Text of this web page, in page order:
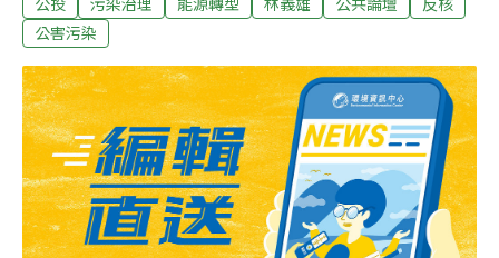
要」的最低度門檻為原則 2. 現行的3種門檻均遠超過防止
30%都只是妨礙公投的技術性障礙，而非防止濫用所必要
的最低門檻三、取消現行公投法第33條所訂的3年～8年失
權效失權效是世界罕有的規定，目的在限制直權民權，必
須取消四、強化聽證程序及資訊公開規定1. 現行法的趕場
聽證必須修改 2. 強制舉行「預備聽證」 3. 全國性公投：
於各縣市舉辦；地方性公投：於各鄉、鎮、市、區舉辦 4.
強化民眾「聲請調查證據」、要求「資訊公開」的機制 5.
公害污染